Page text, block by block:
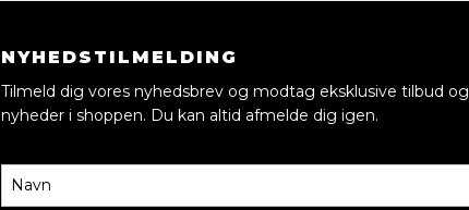
NYHEDSTILMELDING
Tilmeld dig vores nyhedsbrev og modtag eksklusive tilbud og
nyheder i shoppen. Du kan altid afmelde dig igen.